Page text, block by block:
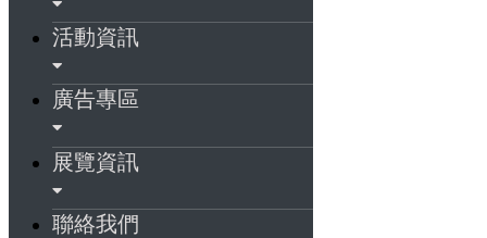
活動資訊
廣告專區
展覽資訊
聯絡我們